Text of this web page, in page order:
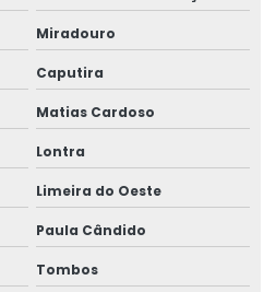
Miradouro
Caputira
Matias Cardoso
Lontra
Limeira do Oeste
Paula Cândido
Tombos